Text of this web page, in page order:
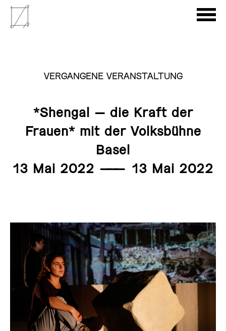
VERGANGENE VERANSTALTUNG
*Shengal – die Kraft der
Frauen* mit der Volksbühne
Basel
13 Mai 2022 ——— 13 Mai 2022